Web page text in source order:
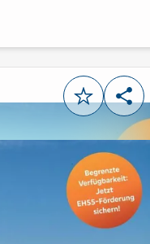
Merken